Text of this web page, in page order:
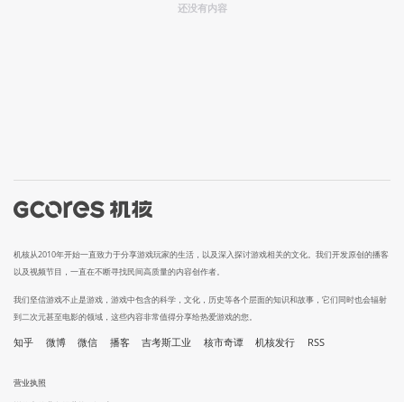
还没有内容
机核从2010年开始一直致力于分享游戏玩家的生活，以及深入探讨游戏相关的文化。我们开发原创的播客
以及视频节目，一直在不断寻找民间高质量的内容创作者。
我们坚信游戏不止是游戏，游戏中包含的科学，文化，历史等各个层面的知识和故事，它们同时也会辐射
到二次元甚至电影的领域，这些内容非常值得分享给热爱游戏的您。
知乎 微博 微信 播客 吉考斯工业 核市奇谭 机核发行 RSS
营业执照